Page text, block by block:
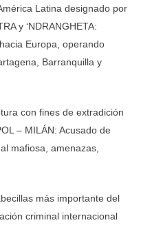
Latina designado por
y ‘NDRANGHETA:
Europa, operando
Barranquilla y
con fines de extradición
– MILÁN: Acusado de
mafiosa, amenazas,
más importante del
criminal internacional